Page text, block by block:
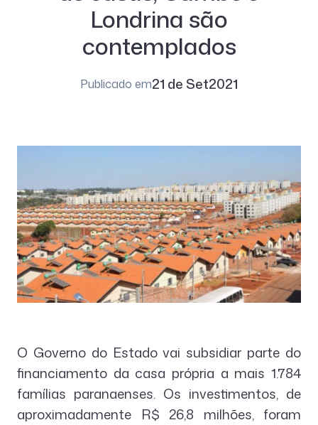
Londrina são
contemplados
Publicado em21 de Set2021
O Governo do Estado vai subsidiar parte do
financiamento da casa própria a mais 1.784
famílias paranaenses. Os investimentos, de
aproximadamente R$ 26,8 milhões, foram